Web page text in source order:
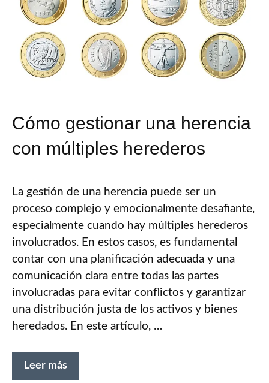
Cómo gestionar una herencia
con múltiples herederos
La gestión de una herencia puede ser un
proceso complejo y emocionalmente desafiante,
especialmente cuando hay múltiples herederos
involucrados. En estos casos, es fundamental
contar con una planificación adecuada y una
comunicación clara entre todas las partes
involucradas para evitar conflictos y garantizar
una distribución justa de los activos y bienes
heredados. En este artículo, …
Leer más